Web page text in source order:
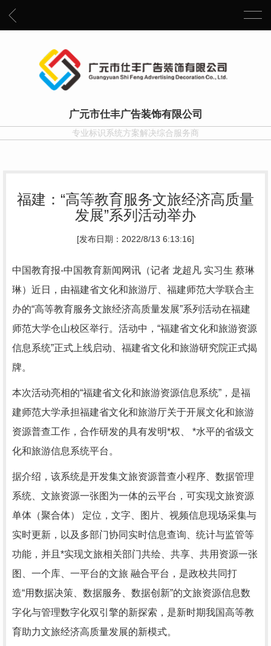
广元市仕丰广告装饰有限公司
专业标识系统方案解决综合服务商
福建：“高等教育服务文旅经济高质量
发展”系列活动举办
[发布日期：2022/8/13 6:13:16]
中国教育报-中国教育新闻网讯（记者 龙超凡 实习生 蔡琳
琳）近日，由福建省文化和旅游厅、福建师范大学联合主
办的“高等教育服务文旅经济高质量发展”系列活动在福建
师范大学仓山校区举行。活动中，“福建省文化和旅游资源
信息系统”正式上线启动、福建省文化和旅游研究院正式揭
牌。
本次活动亮相的“福建省文化和旅游资源信息系统”，是福
建师范大学承担福建省文化和旅游厅关于开展文化和旅游
资源普查工作，合作研发的具有发明*权、 *水平的省级文
化和旅游信息系统平台。
据介绍，该系统是开发集文旅资源普查小程序、数据管理
系统、文旅资源一张图为一体的云平台，可实现文旅资源
单体（聚合体） 定位，文字、图片、视频信息现场采集与
实时更新，以及多部门协同实时信息查询、统计与监管等
功能，并且*实现文旅相关部门共绘、共享、共用资源一张
图、一个库、一平台的文旅 融合平台，是政校共同打
造“用数据决策、数据服务、数据创新”的文旅资源信息数
字化与管理数字化双引擎的新探索，是新时期我国高等教
育助力文旅经济高质量发展的新模式。